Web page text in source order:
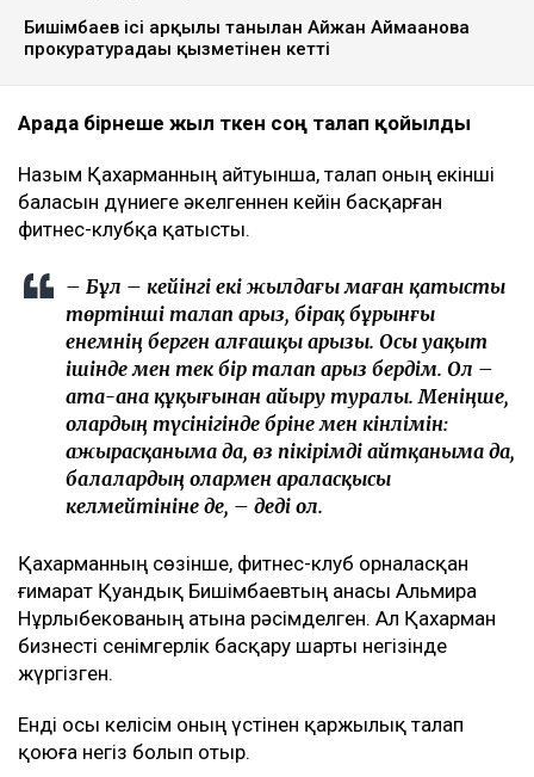
Бишімбаев ісі арқылы танылған Айжан Аймағанова
прокуратурадағы қызметінен кетті
Арада бірнеше жыл өткен соң талап қойылды
Назым Қахарманның айтуынша, талап оның екінші
баласын дүниеге әкелгеннен кейін басқарған
фитнес-клубқа қатысты.
– Бұл – кейінгі екі жылдағы маған қатысты
төртінші талап арыз, бірақ бұрынғы
енемнің берген алғашқы арызы. Осы уақыт
ішінде мен тек бір талап арыз бердім. Ол –
ата-ана құқығынан айыру туралы. Меніңше,
олардың түсінігінде бәріне мен кінәлімін:
ажырасқаныма да, өз пікірімді айтқаныма да,
балалардың олармен араласқысы
келмейтініне де, – деді ол.
Қахарманның сөзінше, фитнес-клуб орналасқан
ғимарат Қуандық Бишімбаевтың анасы Альмира
Нұрлыбекованың атына рәсімделген. Ал Қахарман
бизнесті сенімгерлік басқару шарты негізінде
жүргізген.
Енді осы келісім оның үстінен қаржылық талап
қоюға негіз болып отыр.